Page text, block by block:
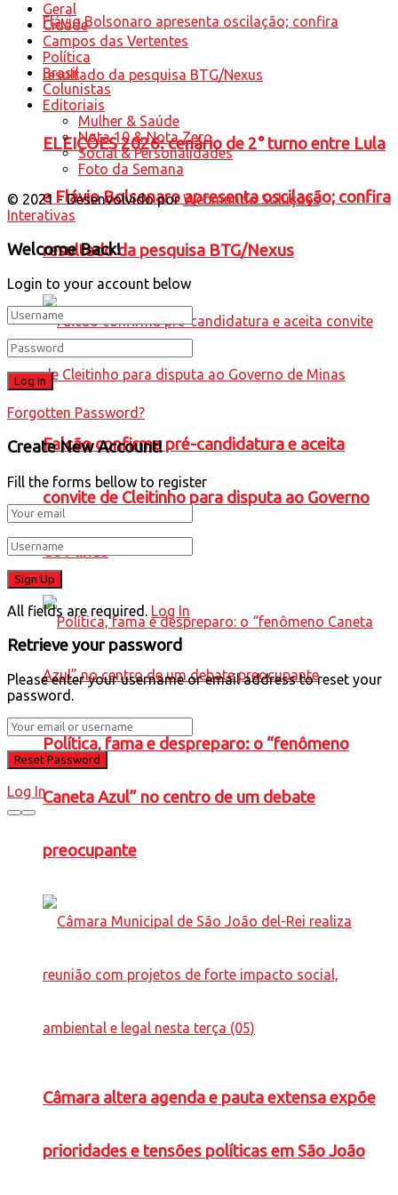
ELEIÇÕES 2026: cenário de 2° turno entre Lula
e Flávio Bolsonaro apresenta oscilação; confira
resultado da pesquisa BTG/Nexus
Falcão confirma pré-candidatura e aceita
convite de Cleitinho para disputa ao Governo
de Minas
Política, fama e despreparo: o “fenômeno
Caneta Azul” no centro de um debate
preocupante
Câmara altera agenda e pauta extensa expõe
prioridades e tensões políticas em São João
Geral
Cidade
Campos das Vertentes
Política
Brasil
Colunistas
Editoriais
Mulher & Saúde
Nota 10 & Nota Zero
Social & Personalidades
Foto da Semana
© 2021 - Desenvolvido porWebmundo Soluções
Interativas
Welcome Back!
Login to your account below
Forgotten Password?
Create New Account!
Fill the forms bellow to register
All fields are required. Log In
Retrieve your password
Please enter your username or email address to reset your
password.
Log In